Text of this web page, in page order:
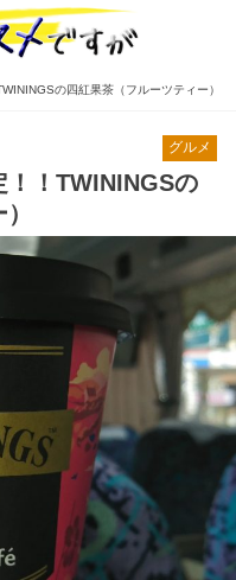
の四紅果茶（フルーツティー）
グルメ
！！TWININGSの